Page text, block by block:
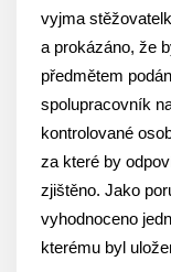
vyjma
a prokázáno, že
předmětem
spolupracovník
kontrolované
za které by
zjištěno. Jako
vyhodnoceno
kterému byl